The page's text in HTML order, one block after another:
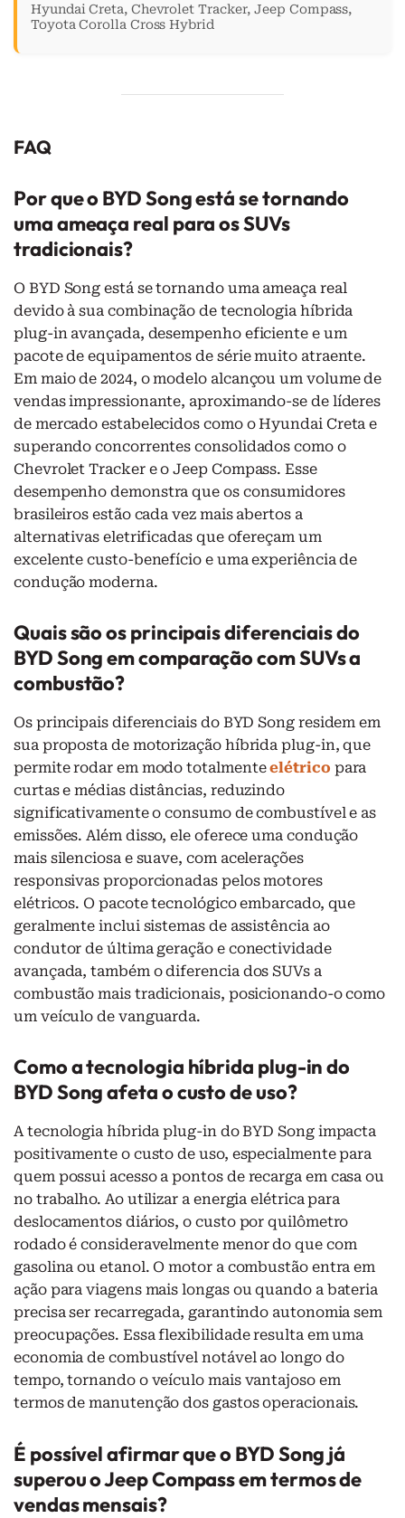
Hyundai Creta, Chevrolet Tracker, Jeep Compass,
Toyota Corolla Cross Hybrid
FAQ
Por que o BYD Song está se tornando
uma ameaça real para os SUVs
tradicionais?
O BYD Song está se tornando uma ameaça real
devido à sua combinação de tecnologia híbrida
plug-in avançada, desempenho eficiente e um
pacote de equipamentos de série muito atraente.
Em maio de 2024, o modelo alcançou um volume de
vendas impressionante, aproximando-se de líderes
de mercado estabelecidos como o Hyundai Creta e
superando concorrentes consolidados como o
Chevrolet Tracker e o Jeep Compass. Esse
desempenho demonstra que os consumidores
brasileiros estão cada vez mais abertos a
alternativas eletrificadas que ofereçam um
excelente custo-benefício e uma experiência de
condução moderna.
Quais são os principais diferenciais do
BYD Song em comparação com SUVs a
combustão?
Os principais diferenciais do BYD Song residem em
sua proposta de motorização híbrida plug-in, que
permite rodar em modo totalmenteelétrico para
curtas e médias distâncias, reduzindo
significativamente o consumo de combustível e as
emissões. Além disso, ele oferece uma condução
mais silenciosa e suave, com acelerações
responsivas proporcionadas pelos motores
elétricos. O pacote tecnológico embarcado, que
geralmente inclui sistemas de assistência ao
condutor de última geração e conectividade
avançada, também o diferencia dos SUVs a
combustão mais tradicionais, posicionando-o como
um veículo de vanguarda.
Como a tecnologia híbrida plug-in do
BYD Song afeta o custo de uso?
A tecnologia híbrida plug-in do BYD Song impacta
positivamente o custo de uso, especialmente para
quem possui acesso a pontos de recarga em casa ou
no trabalho. Ao utilizar a energia elétrica para
deslocamentos diários, o custo por quilômetro
rodado é consideravelmente menor do que com
gasolina ou etanol. O motor a combustão entra em
ação para viagens mais longas ou quando a bateria
precisa ser recarregada, garantindo autonomia sem
preocupações. Essa flexibilidade resulta em uma
economia de combustível notável ao longo do
tempo, tornando o veículo mais vantajoso em
termos de manutenção dos gastos operacionais.
É possível afirmar que o BYD Song já
superou o Jeep Compass em termos de
vendas mensais?